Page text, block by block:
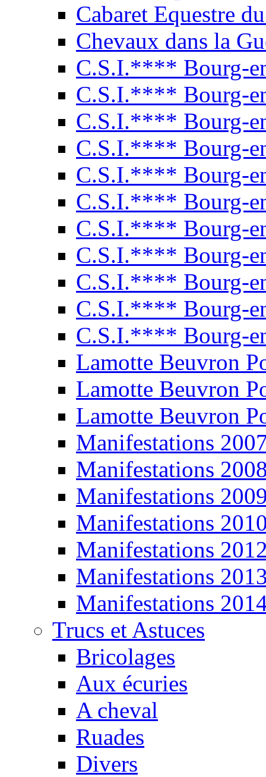
Cabaret Equestre
Chevaux dans la
C.S.I.**** Bourg-
C.S.I.**** Bourg-
C.S.I.**** Bourg-
C.S.I.**** Bourg-
C.S.I.**** Bourg-
C.S.I.**** Bourg-
C.S.I.**** Bourg-
C.S.I.**** Bourg-
C.S.I.**** Bourg-
C.S.I.**** Bourg-
C.S.I.**** Bourg-
Lamotte Beuvron
Lamotte Beuvron
Lamotte Beuvron
Manifestations
Manifestations
Manifestations
Manifestations
Manifestations
Manifestations
Manifestations
Trucs et Astuces
Bricolages
Aux écuries
A cheval
Ruades
Divers